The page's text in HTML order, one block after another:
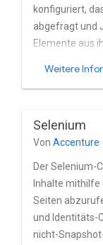
konfiguriert,
abgefragt und
Elemente aus
suchen,
Snapshot-
basierte
Weitere
Selenium
Von Accenture
Der Selenium-
Inhalte mithilfe
Seiten
und Identitäts-
nicht-